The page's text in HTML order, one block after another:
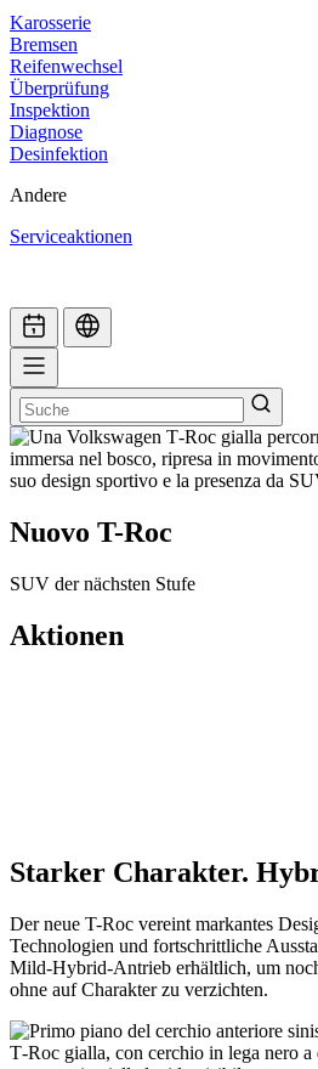
Karosserie
Bremsen
Reifenwechsel
Überprüfung
Inspektion
Diagnose
Desinfektion
Andere
Serviceaktionen
Nuovo T-Roc
SUV der nächsten Stufe
Aktionen
Starker Charakter.
Der neue T-Roc vereint markantes
Technologien und fortschrittliche
Mild-Hybrid-Antrieb erhältlich, um
ohne auf Charakter zu verzichten.